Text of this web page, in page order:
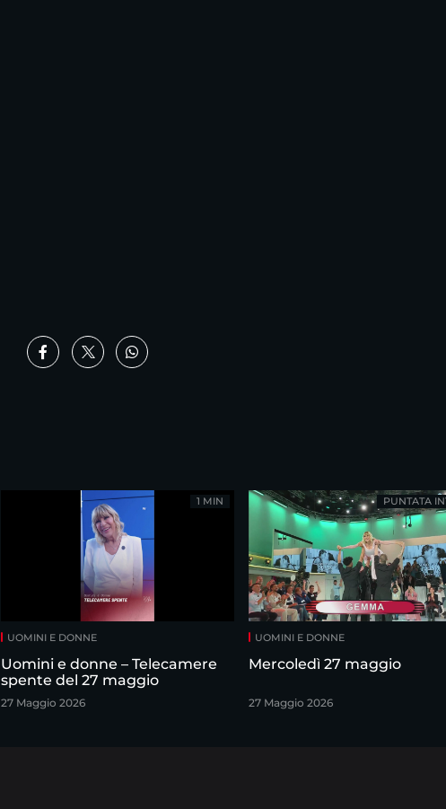
UOMINI E DONNE
Uomini e donne – Telecamere
spente del 27 maggio
27 Maggio 2026
1 MIN
UOMINI E DONNE
Mercoledì 27 maggio
27 Maggio 2026
PUNTATA